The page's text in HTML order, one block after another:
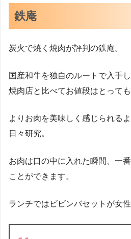
鉄庵
炭火で焼く焼肉が評判の鉄庵。
国産和牛を独自のルートで入手
焼肉店と比べてお値段はとって
よりお肉を美味しく感じられる
日々研究。
お肉は口の中に入れた瞬間、一
ことができます。
ランチではビビンバセットが女性